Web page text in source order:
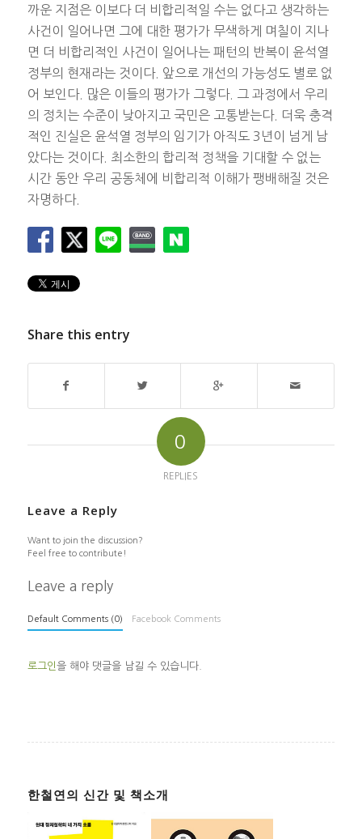
까운 지점은 이보다 더 비합리적일 수는 없다고 생각하는
사건이 일어나면 그에 대한 평가가 무색하게 며칠이 지나
면 더 비합리적인 사건이 일어나는 패턴의 반복이 윤석열
정부의 현재라는 것이다. 앞으로 개선의 가능성도 별로 없
어 보인다. 많은 이들의 평가가 그렇다. 그 과정에서 우리
의 정치는 수준이 낮아지고 국민은 고통받는다. 더욱 충격
적인 진실은 윤석열 정부의 임기가 아직도 3년이 넘게 남
았다는 것이다. 최소한의 합리적 정책을 기대할 수 없는
시간 동안 우리 공동체에 비합리적 이해가 팽배해질 것은
자명하다.
Share this entry
0
REPLIES
Leave a Reply
Want to join the discussion?
Feel free to contribute!
Leave a reply
Default Comments (0) Facebook Comments
로그인을 해야 댓글을 남길 수 있습니다.
한철연의 신간 및 책소개